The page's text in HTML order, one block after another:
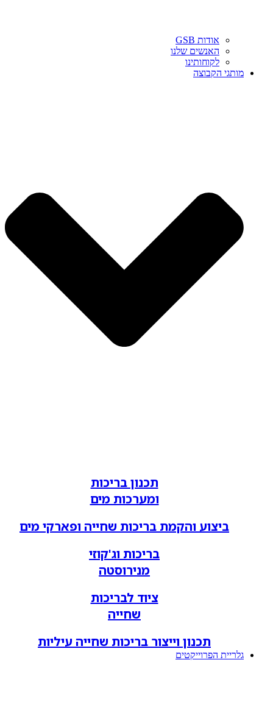
אודות GSB
האנשים שלנו
לקוחותינו
מותגי הקבוצה
תכנון בריכות
ומערכות מים
ביצוע והקמת בריכות שחייה ופארקי מים
בריכות וג'קוזי
מנירוסטה
ציוד לבריכות
שחייה
תכנון וייצור בריכות שחייה עיליות
גלריית הפרוייקטים